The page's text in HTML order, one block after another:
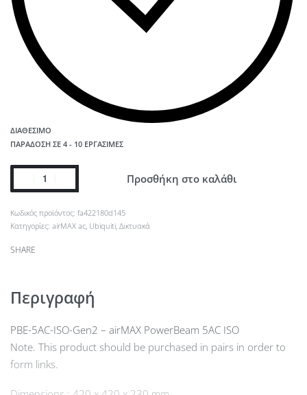
ΔΙΑΘΈΣΙΜΟ
ΠΑΡΆΔΟΣΗ ΣΕ 4 - 10 ΕΡΓΆΣΙΜΕΣ
Προσθήκη στο καλάθι
fa422180d145
Κατηγορίες: airMAX ac Ubiquiti Δικτυακά
SHARE
Περιγραφή
PBE-5AC-ISO-Gen2 – airMAX PowerBeam 5AC ISO
Note. This product should be purchased in pairs in order to
form links.